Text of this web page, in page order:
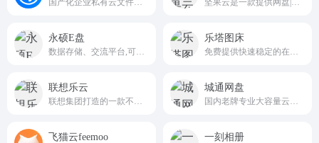
永硕E盘 乐塔图床
联想乐云 城通网盘
飞猫云feemoo 一刻相册